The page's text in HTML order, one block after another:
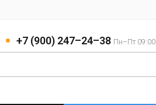
+7 (900) 247–24–38 Пн–Пт